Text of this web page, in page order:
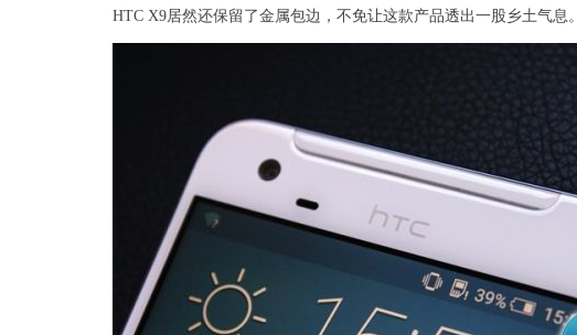
HTC X9居然还保留了金属包边，不免让这款产品透出一股乡土气息。